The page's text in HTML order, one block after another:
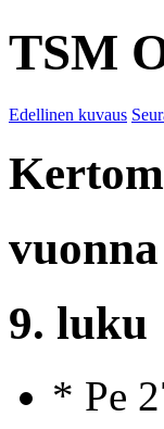
TSM
Edellinen kuvaus
9. luku
* Pe